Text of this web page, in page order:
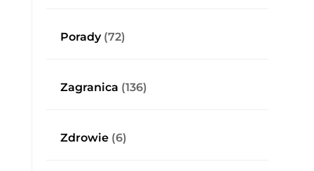
Porady(72)
Zagranica (136)
Zdrowie(6)